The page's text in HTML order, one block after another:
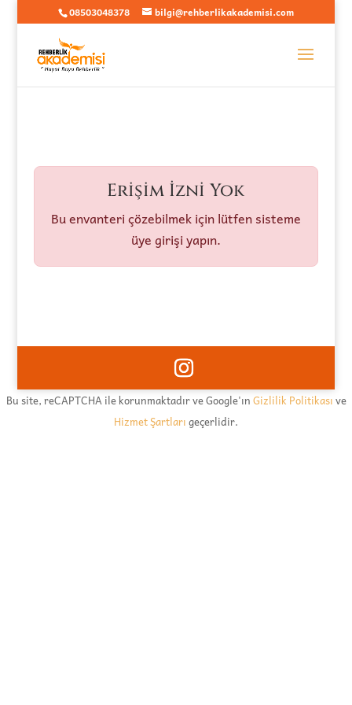
08503048378 bilgi@rehberlikakademisi.com
Erişim İzni Yok
Bu envanteri çözebilmek için lütfen sisteme
üye girişi yapın.
Bu site, reCAPTCHA ile korunmaktadır ve Google'ınGizlilik Politikasıve
Hizmet Şartlarıgeçerlidir.